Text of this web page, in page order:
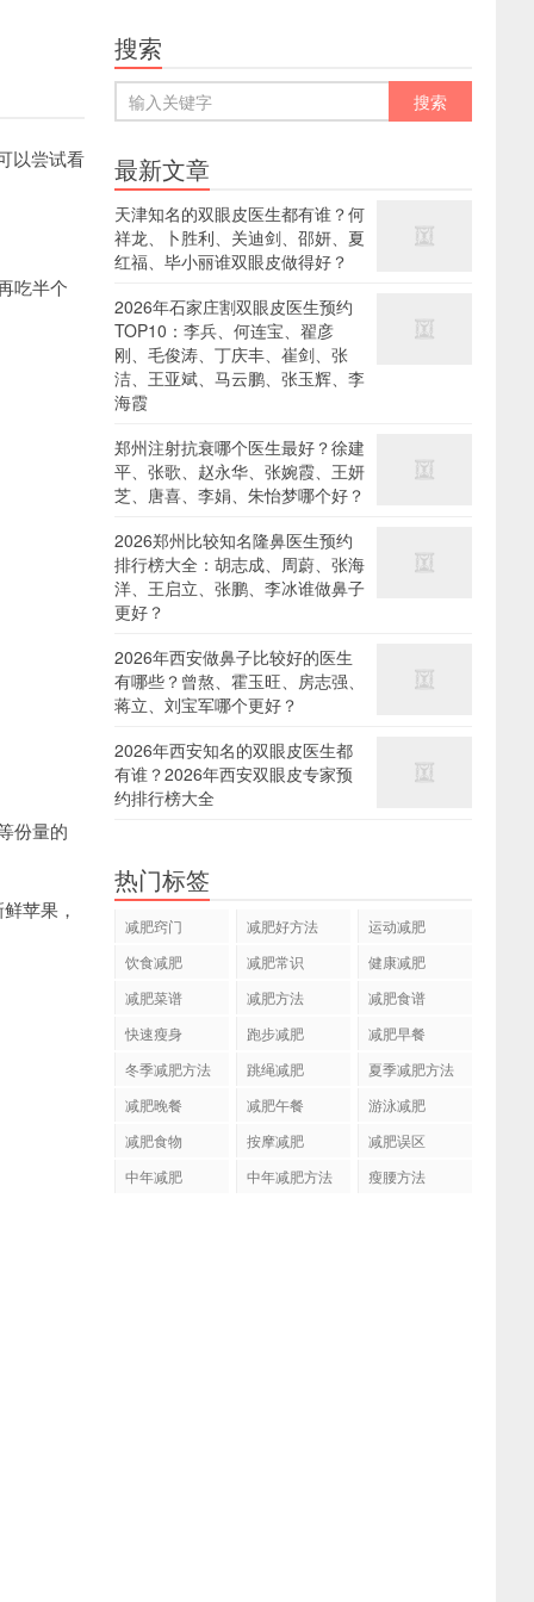
以尝试看
吃半个
份量的
苹果，
搜索
最新文章
天津知名的双眼皮医生都有谁？何
祥龙、卜胜利、关迪剑、邵妍、夏
红福、毕小丽谁双眼皮做得好？
2026年石家庄割双眼皮医生预约
TOP10：李兵、何连宝、翟彦
刚、毛俊涛、丁庆丰、崔剑、张
洁、王亚斌、马云鹏、张玉辉、李
海霞
郑州注射抗衰哪个医生最好？徐建
平、张歌、赵永华、张婉霞、王妍
芝、唐喜、李娟、朱怡梦哪个好？
2026郑州比较知名隆鼻医生预约
排行榜大全：胡志成、周蔚、张海
洋、王启立、张鹏、李冰谁做鼻子
更好？
2026年西安做鼻子比较好的医生
有哪些？曾熬、霍玉旺、房志强、
蒋立、刘宝军哪个更好？
2026年西安知名的双眼皮医生都
有谁？2026年西安双眼皮专家预
约排行榜大全
热门标签
减肥窍门 减肥好方法
运动减肥
饮食减肥
减肥常识
健康减肥
减肥菜谱
减肥方法
减肥食谱
快速瘦身
跑步减肥
减肥早餐
冬季减肥方法
跳绳减肥
夏季减肥方法
减肥晚餐
减肥午餐
游泳减肥
减肥食物
按摩减肥
减肥误区
中年减肥
中年减肥方法 瘦腰方法